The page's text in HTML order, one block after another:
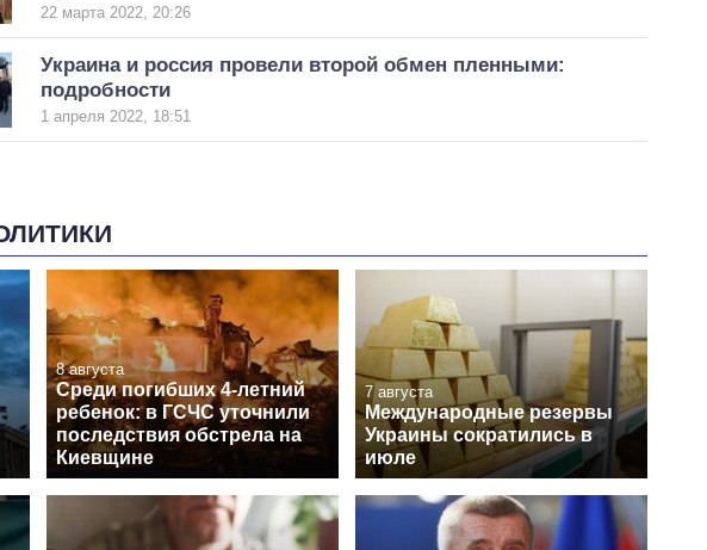
22 марта 2022, 20:26
Украина и россия провели второй обмен пленными:
подробности
1 апреля 2022, 18:51
8 августа
Среди погибших 4-летний
ребенок: в ГСЧС уточнили
последствия обстрела на
Киевщине
7 августа
Международные резервы
Украины сократились в
июле